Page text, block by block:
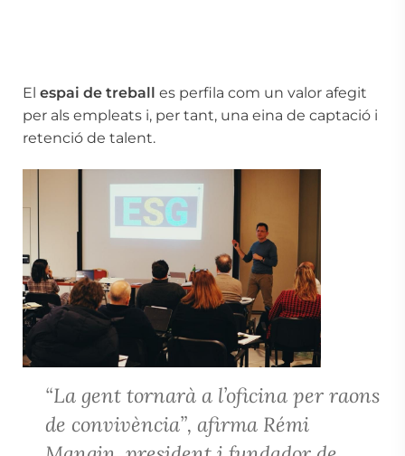
El espai de treball
es perfila com un valor afegit
per als empleats i, per tant, una eina de captació i
retenció de talent.
“La gent tornarà a l’oficina per raons
de convivència”, afirma Rémi